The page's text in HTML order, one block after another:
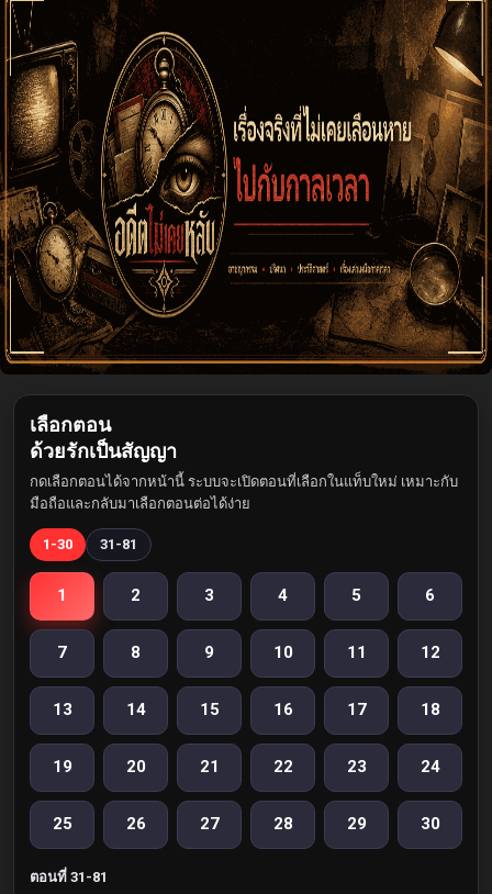
เลือกตอน
ด้วยรักเป็นสัญญา
กดเลือกตอนได้จากหน้านี้ ระบบจะเปิดตอนที่เลือกในแท็บใหม่ เหมาะกับ
มือถือและกลับมาเลือกตอนต่อได้ง่าย
1-30 31-81
1 2 3 4 5 6
7 8 9 10 11 12
13 14 15 16 17 18
19 20 21 22 23 24
25 26 27 28 29 30
ตอนที่ 31-81